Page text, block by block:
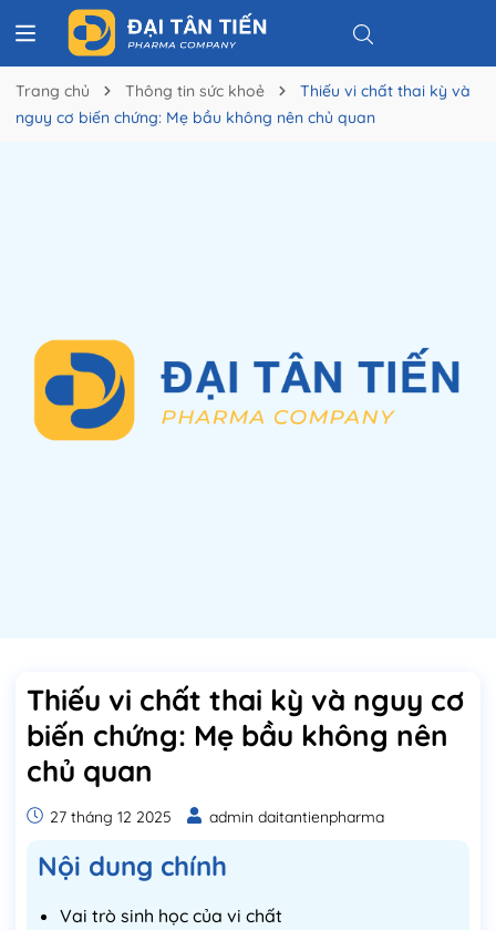
Trang chủ Thông tin sức khoẻ
Thiếu vi chất thai kỳ và
nguy cơ biến chứng: Mẹ bầu không nên chủ quan
Thiếu vi chất thai kỳ và nguy cơ
biến chứng: Mẹ bầu không nên
chủ quan
27 tháng 12 2025 admin daitantienpharma
Nội dung chính
Vai trò sinh học của vi chất